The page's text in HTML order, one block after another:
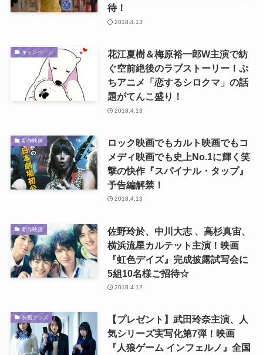
待！
2018.4.13
キャンペーン
花江夏樹＆梅原裕一郎W主演で紡
ぐ空前絶後のラブストーリー！ぷ
ちアニメ「恋するシロクマ」の話
題がてんこ盛り！
2018.4.13
新作映画
ロック映画でもカルト映画でもコ
メディ映画でも史上No.1に輝く笑
撃の快作『スパイナル・タップ』
予告編解禁！
2018.4.13
新作映画
佐野玲於、中川大志 、高杉真宙、
横浜流星カルテット主演！映画
『虹色デイズ』完成披露試写会に
5組10名様ご招待☆
2018.4.12
映画グッズ
【プレゼント】武田玲奈主演、人
気シリーズ実写化第7弾！映画
『人狼ゲーム インフェルノ』全国